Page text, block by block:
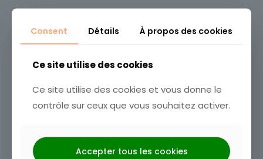
PAPAYE
Ambré
Consent Détails À propos des cookies
Ce site utilise des cookies
Ce site utilise des cookies et vous donne le
contrôle sur ceux que vous souhaitez activer.
Accepter tous les cookies